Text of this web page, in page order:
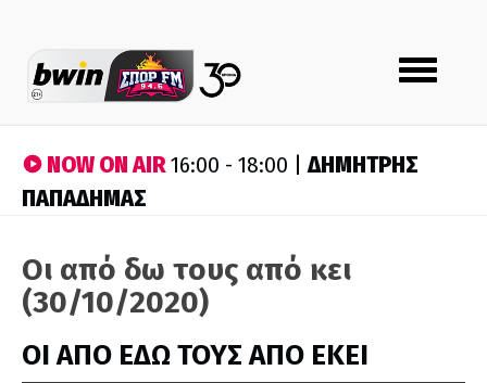
Toggle
navigation
NOW ON AIR16:00 - 18:00 |ΔΗΜΗΤΡΗΣ
ΠΑΠΑΔΗΜΑΣ
Οι από δω τους από κει
(30/10/2020)
ΟΙ ΑΠΟ ΕΔΩ ΤΟΥΣ ΑΠΟ ΕΚΕΙ